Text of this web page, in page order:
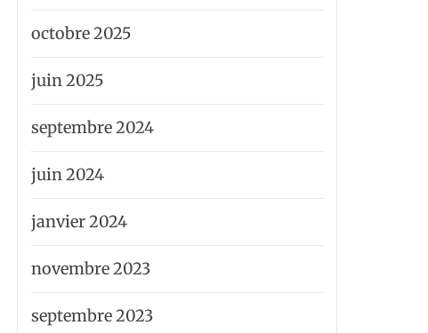
octobre 2025
juin 2025
septembre 2024
juin 2024
janvier 2024
novembre 2023
septembre 2023